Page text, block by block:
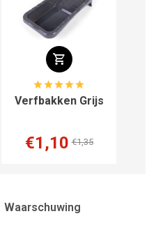
Verfbakken Grijs
€1,10 €1,35
Waarschuwing